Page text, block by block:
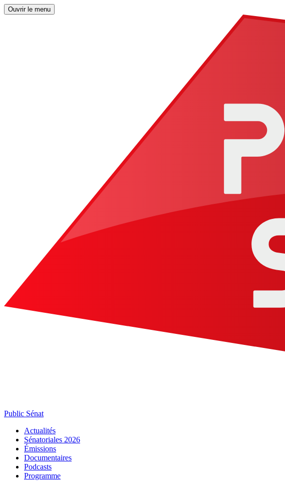
Ouvrir le menu
Public Sénat
Actualités
Sénatoriales 2026
Émissions
Documentaires
Podcasts
Programme